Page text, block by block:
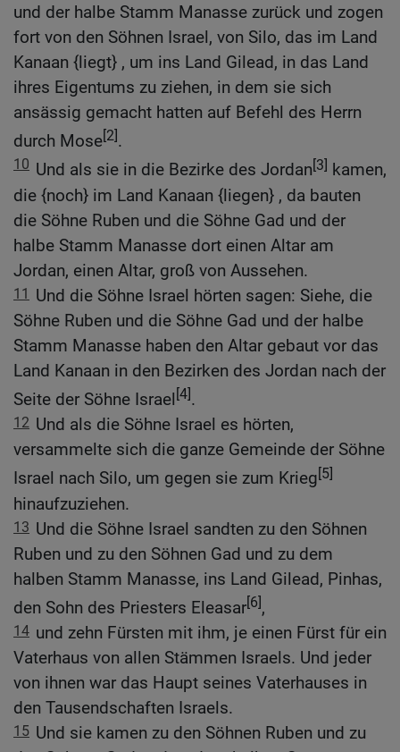
und der halbe Stamm Manasse zurück und zogen
fort von den Söhnen Israel, von Silo, das im Land
Kanaan {liegt} , um ins Land Gilead, in das Land
ihres Eigentums zu ziehen, in dem sie sich
ansässig gemacht hatten auf Befehl des Herrn
durch Mose[2].
10 Und als sie in die Bezirke des Jordan[3] kamen,
die {noch} im Land Kanaan {liegen} , da bauten
die Söhne Ruben und die Söhne Gad und der
halbe Stamm Manasse dort einen Altar am
Jordan, einen Altar, groß von Aussehen.
11 Und die Söhne Israel hörten sagen: Siehe, die
Söhne Ruben und die Söhne Gad und der halbe
Stamm Manasse haben den Altar gebaut vor das
Land Kanaan in den Bezirken des Jordan nach der
Seite der Söhne Israel [4].
12 Und als die Söhne Israel es hörten,
versammelte sich die ganze Gemeinde der Söhne
Israel nach Silo, um gegen sie zum Krieg[5]
hinaufzuziehen.
13 Und die Söhne Israel sandten zu den Söhnen
Ruben und zu den Söhnen Gad und zu dem
halben Stamm Manasse, ins Land Gilead, Pinhas,
den Sohn des Priesters Eleasar[6],
14 und zehn Fürsten mit ihm, je einen Fürst für ein
Vaterhaus von allen Stämmen Israels. Und jeder
von ihnen war das Haupt seines Vaterhauses in
den Tausendschaften Israels.
15 Und sie kamen zu den Söhnen Ruben und zu